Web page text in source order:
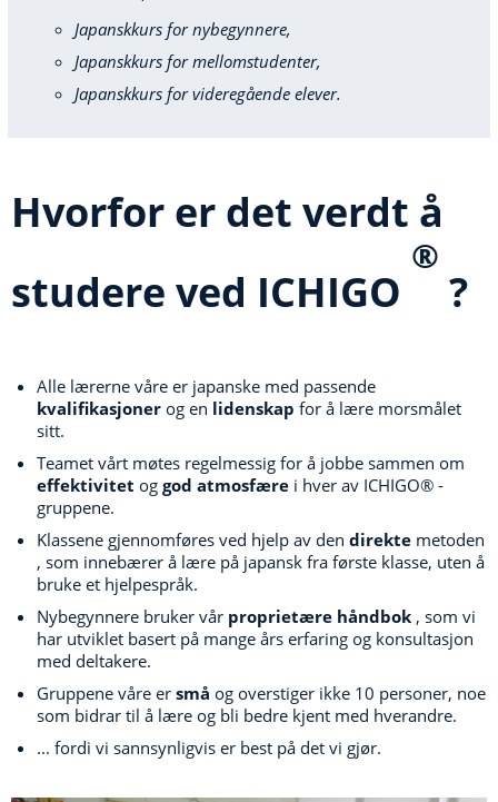
Japanskkurs for nybegynnere,
Japanskkurs for mellomstudenter,
Japanskkurs for videregående elever.
Hvorfor er det verdt å
studere ved ICHIGO
®
?
Alle lærerne våre er japanske med passende
kvalifikasjonerog en lidenskap for å lære morsmålet
sitt.
Teamet vårt møtes regelmessig for å jobbe sammen om
effektivitet og god atmosfærei hver av ICHIGO® -
gruppene.
Klassene gjennomføres ved hjelp av den direktemetoden
, som innebærer å lære på japansk fra første klasse, uten å
bruke et hjelpespråk.
Nybegynnere bruker vår proprietære håndbok, som vi
har utviklet basert på mange års erfaring og konsultasjon
med deltakere.
Gruppene våre er små og overstiger ikke 10 personer, noe
som bidrar til å lære og bli bedre kjent med hverandre.
... fordi vi sannsynligvis er best på det vi gjør.